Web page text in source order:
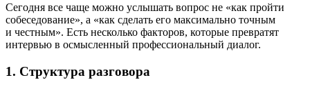
Сегодня все чаще можно услышать вопрос не «как пройти
собеседование», а «как сделать его максимально точным
и честным». Есть несколько факторов, которые превратят
интервью в осмысленный профессиональный диалог.
1. Структура разговора